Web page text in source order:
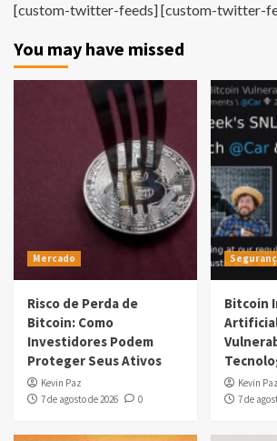
[custom-twitter-feeds] [custom-twitter-
You may have missed
Mercado
Risco de Perda de
Bitcoin: Como
Investidores Podem
Proteger Seus Ativos
Kevin Paz
7 de agosto de 2026
0
Bitcoin
Kevin Paz
7 de